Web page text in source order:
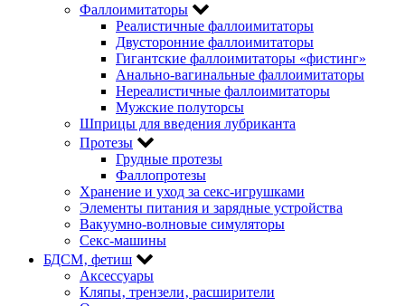
Фаллоимитаторы
Реалистичные фаллоимитаторы
Двусторонние фаллоимитаторы
Гигантские фаллоимитаторы «фистинг»
Анально-вагинальные фаллоимитаторы
Нереалистичные фаллоимитаторы
Мужские полуторсы
Шприцы для введения лубриканта
Протезы
Грудные протезы
Фаллопротезы
Хранение и уход за секс-игрушками
Элементы питания и зарядные устройства
Вакуумно-волновые симуляторы
Секс-машины
БДСМ‚ фетиш
Аксессуары
Кляпы‚ трензели‚ расширители